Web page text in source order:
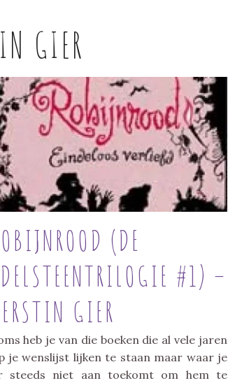
GIER
(DE
#1) –
GIER
heb je van die boeken die al vele jaren
je wenslijst lijken te staan maar waar je
steeds niet aan toekomt om hem te